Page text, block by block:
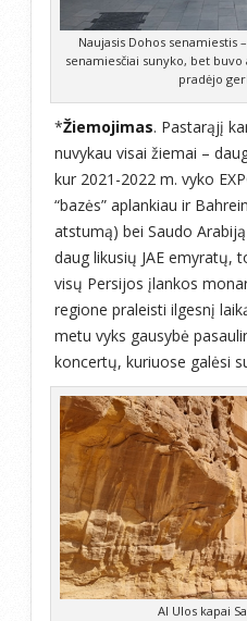
Naujasis Dohos senamiestis
senamiesčiai sunyko, bet
pradėjo
*Žiemojimas. Pastarąjį
nuvykau visai žiemai –
kur 2021-2022 m. vyko
“bazės” aplankiau ir
atstumą) bei Saudo
daug likusių JAE emyratų,
visų Persijos įlankos
regione praleisti ilgesnį
metu vyks gausybė
koncertų, kuriuose galėsi
Al Ulos kapai